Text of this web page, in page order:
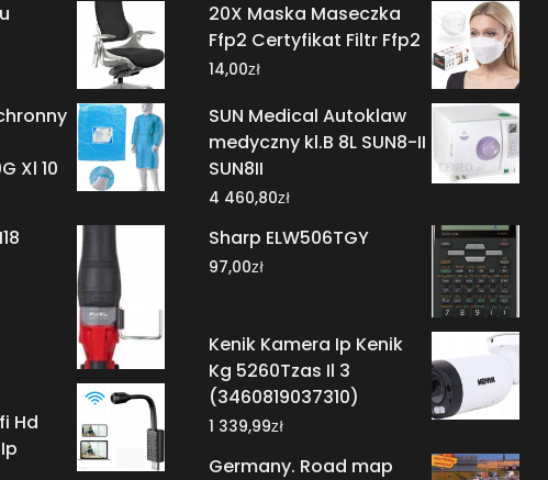
Xl 10
Hd
20X Maska Maseczka
Ffp2 Certyfikat Filtr Ffp2
14,00zł
SUN Medical Autoklaw
medyczny kl.B 8L SUN8-II
SUN8II
4 460,80zł
Sharp ELW506TGY
97,00zł
Kenik Kamera Ip Kenik
Kg 5260Tzas Il 3
(3460819037310)
1 339,99zł
Germany. Road map